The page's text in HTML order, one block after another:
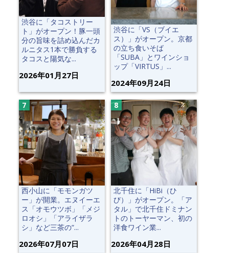
渋谷に「タコストリー
ト」がオープン！豚一頭
分の旨味を詰め込んだカ
ルニタス1本で勝負する
タコスと陽気な...
2026年01月27日
渋谷に「VS（ブイエ
ス）」がオープン。京都
の立ち食いそば
「SUBA」とワインショ
ップ「VIRTUS」...
2024年09月24日
西小山に「モモンガツ
ー」が開業。エヌイーエ
ス「オモウツボ」「メジ
ロオシ」「アライザラ
シ」など三茶の“...
2026年07月07日
北千住に「HiBi（ひ
び）」がオープン。「ア
タル」で北千住ドミナン
トのトーヤーマン、初の
洋食ワイン業...
2026年04月28日